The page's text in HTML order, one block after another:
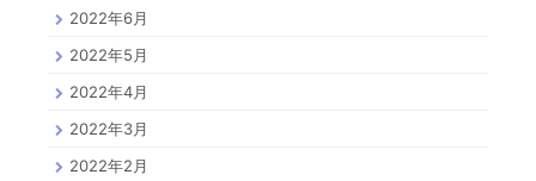
2022年6月
2022年5月
2022年4月
2022年3月
2022年2月